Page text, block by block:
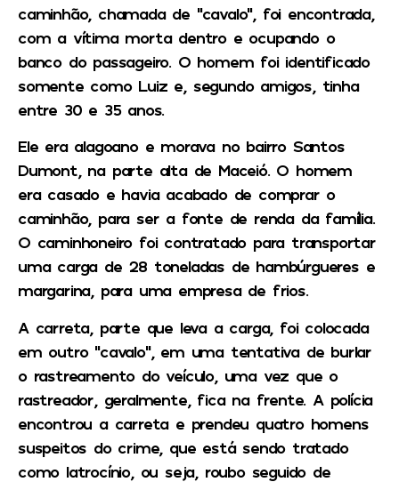
caminhão, chamada de “cavalo”, foi encontrada,
com a vítima morta dentro e ocupando o
banco do passageiro. O homem foi identificado
somente como Luiz e, segundo amigos, tinha
entre 30 e 35 anos.
Ele era alagoano e morava no bairro Santos
Dumont, na parte alta de Maceió. O homem
era casado e havia acabado de comprar o
caminhão, para ser a fonte de renda da família.
O caminhoneiro foi contratado para transportar
uma carga de 28 toneladas de hambúrgueres e
margarina, para uma empresa de frios.
A carreta, parte que leva a carga, foi colocada
em outro “cavalo”, em uma tentativa de burlar
o rastreamento do veículo, uma vez que o
rastreador, geralmente, fica na frente. A polícia
encontrou a carreta e prendeu quatro homens
suspeitos do crime, que está sendo tratado
como latrocínio, ou seja, roubo seguido de